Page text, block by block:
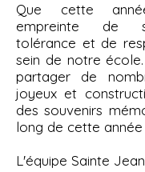
Que cette
empreinte de
tolérance et de
sein de notre école.
partager de
joyeux et
des souvenirs
long de cette année
L'équipe Sainte